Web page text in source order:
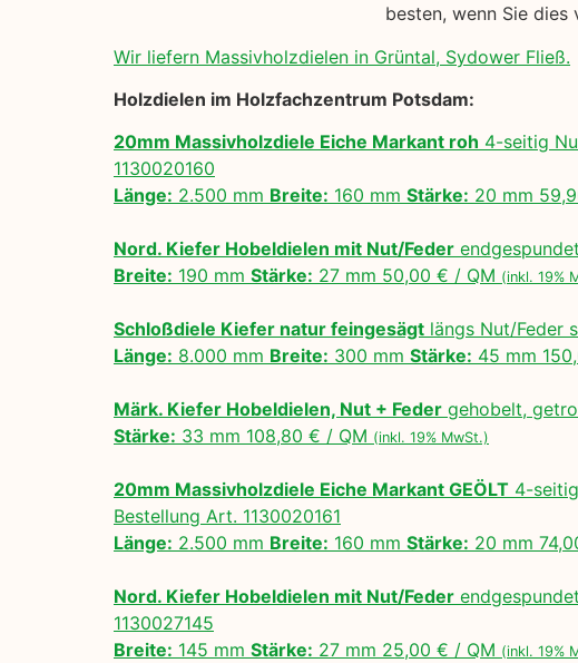
besten, wenn Sie dies
Wir liefern Massivholzdielen in Grüntal, Sydower Fließ.
Holzdielen im Holzfachzentrum Potsdam:
20mm Massivholzdiele Eiche Markant roh 4-seitig
1130020160
Länge: 2.500 mm Breite: 160 mm Stärke: 20 mm
Nord. Kiefer Hobeldielen mit Nut/Feder
Breite: 190 mm Stärke: 27 mm 50,00 € / QM (inkl. 19%
Schloßdiele Kiefer natur feingesägt längs Nut/
Länge: 8.000 mm Breite: 300 mm Stärke: 45 mm
Märk. Kiefer Hobeldielen, Nut + Feder gehobelt,
Stärke: 33 mm 108,80 € / QM (inkl. 19% MwSt.)
20mm Massivholzdiele Eiche Markant GEÖLT 4-
Bestellung Art. 1130020161
Länge: 2.500 mm Breite: 160 mm Stärke: 20 mm
Nord. Kiefer Hobeldielen mit Nut/Feder
1130027145
Breite: 145 mm Stärke: 27 mm 25,00 € / QM (inkl. 19%